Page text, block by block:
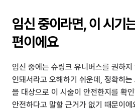
임신 중이라면, 이 시기
편이에요
임신 중에는 슈링크 유니버스를 권하
인돼서라고 오해하기 쉬운데, 정확히
을 대상으로 이 시술이 안전한지를 확
안전하다고 말할 근거가 없기 때문이에